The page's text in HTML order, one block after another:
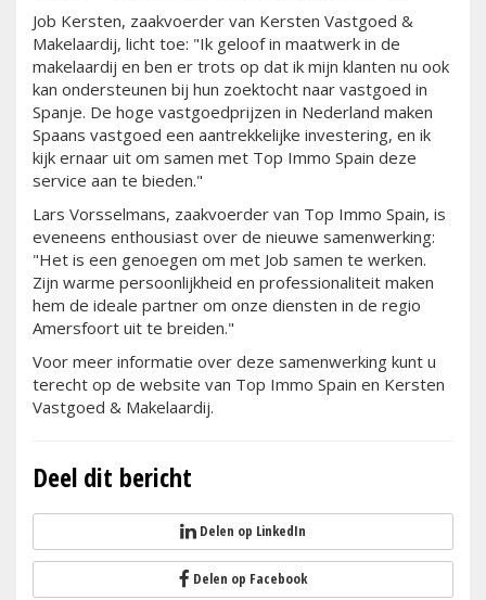
Job Kersten, zaakvoerder van Kersten Vastgoed &
Makelaardij, licht toe: "Ik geloof in maatwerk in de
makelaardij en ben er trots op dat ik mijn klanten nu ook
kan ondersteunen bij hun zoektocht naar vastgoed in
Spanje. De hoge vastgoedprijzen in Nederland maken
Spaans vastgoed een aantrekkelijke investering, en ik
kijk ernaar uit om samen met Top Immo Spain deze
service aan te bieden."
Lars Vorsselmans, zaakvoerder van Top Immo Spain, is
eveneens enthousiast over de nieuwe samenwerking:
"Het is een genoegen om met Job samen te werken.
Zijn warme persoonlijkheid en professionaliteit maken
hem de ideale partner om onze diensten in de regio
Amersfoort uit te breiden."
Voor meer informatie over deze samenwerking kunt u
terecht op de website van Top Immo Spain en Kersten
Vastgoed & Makelaardij.
Deel dit bericht
Delen op LinkedIn
Delen op Facebook